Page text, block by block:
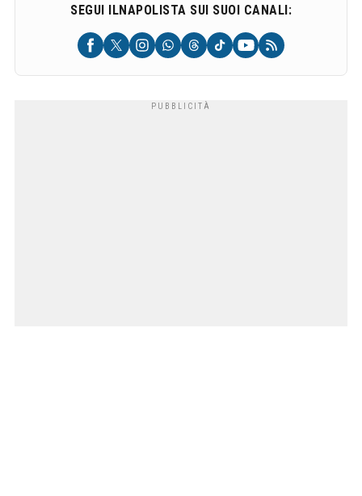
SEGUI ILNAPOLISTA SUI SUOI CANALI: